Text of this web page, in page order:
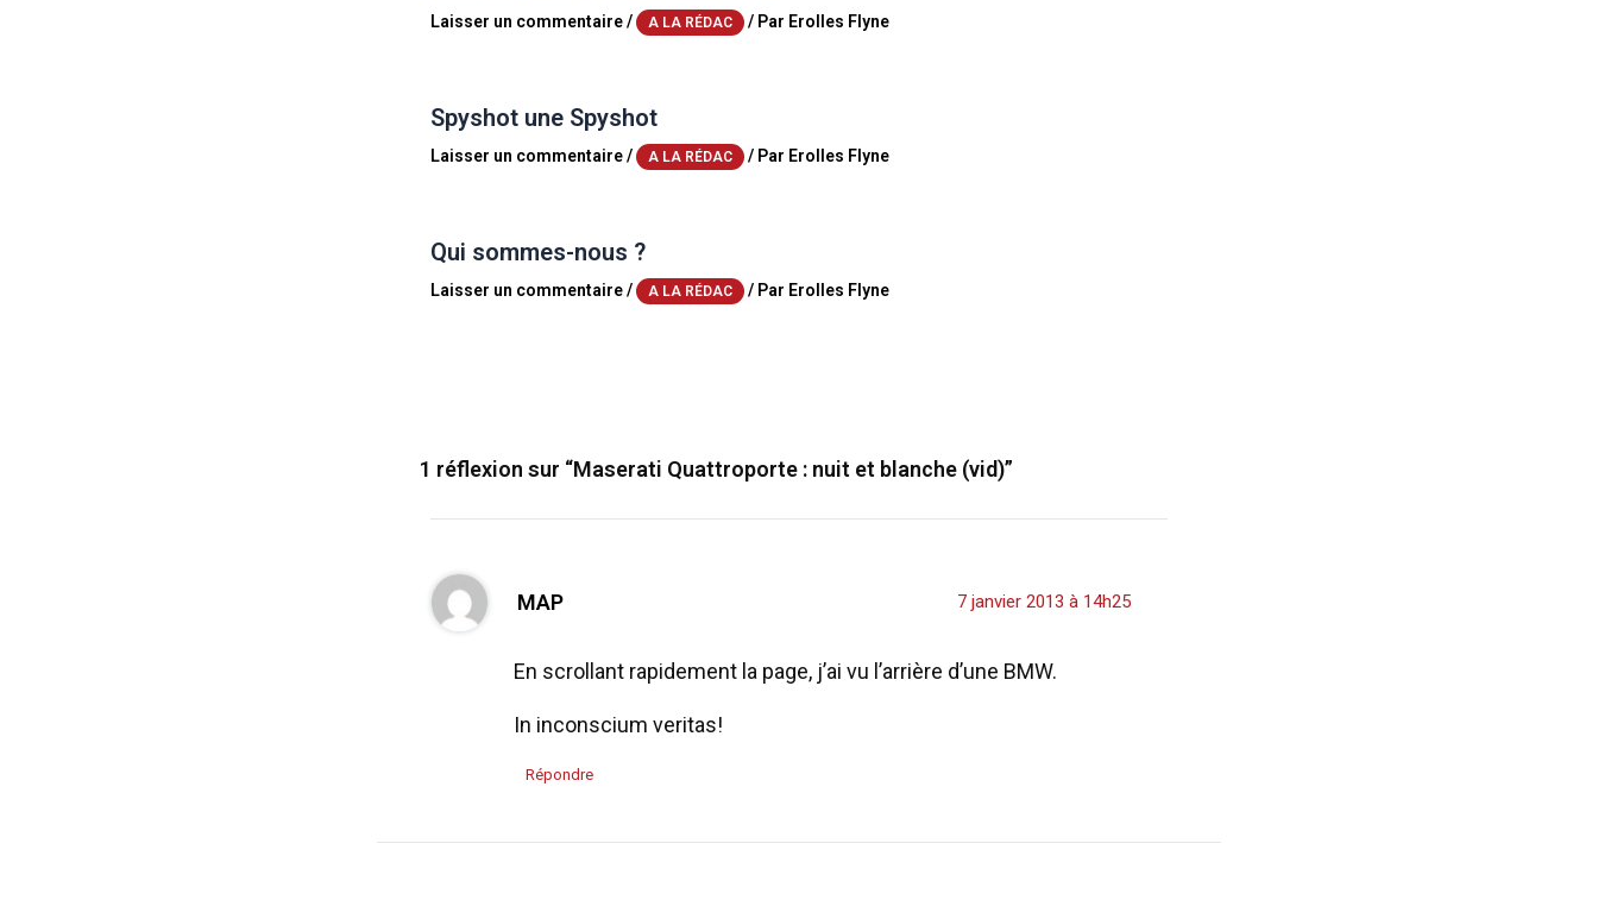
Laisser un commentaire/ A LA RÉDAC / Par Erolles Flyne
Spyshot une Spyshot
Laisser un commentaire/ A LA RÉDAC / Par Erolles Flyne
Qui sommes-nous ?
Laisser un commentaire/ A LA RÉDAC / Par Erolles Flyne
1 réflexion sur “Maserati Quattroporte : nuit et blanche (vid)”
MAP 7 janvier 2013 à 14h25
En scrollant rapidement la page, j’ai vu l’arrière d’une BMW.
In inconscium veritas!
Répondre